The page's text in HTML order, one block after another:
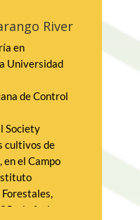
Adjunto de
de la
de Valores
A partir
del
México.
Rivero
en
Universidad
de Control
Society
cultivos de
en el Campo
a la fecha.